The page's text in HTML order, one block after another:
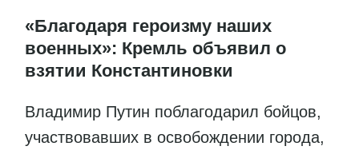
«Благодаря героизму наших
военных»: Кремль объявил о
взятии Константиновки
Владимир Путин поблагодарил бойцов,
участвовавших в освобождении города,